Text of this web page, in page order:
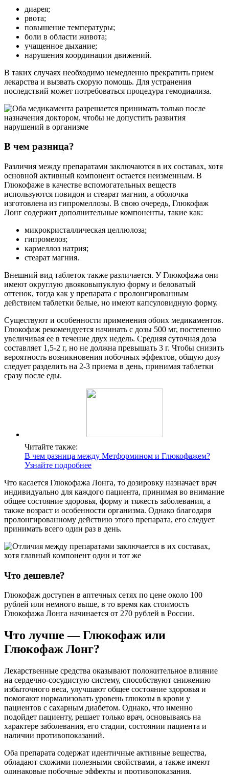
диарея;
рвота;
повышение температуры;
боли в области живота;
учащенное дыхание;
нарушения координации движений.
В таких случаях необходимо немедленно прекратить прием
лекарства и вызвать скорую помощь. Для устранения
последствий может потребоваться процедура гемодиализа.
В чем разница?
Различия между препаратами заключаются в их составах, хотя
основной активный компонент остается неизменным. В
Глюкофаже в качестве вспомогательных веществ
используются повидон и стеарат магния, а оболочка
изготовлена из гипромеллозы. В свою очередь, Глюкофаж
Лонг содержит дополнительные компоненты, такие как:
микрокристаллическая целлюлоза;
гипромелоз;
кармеллоз натрия;
стеарат магния.
Внешний вид таблеток также различается. У Глюкофажа они
имеют округлую двояковыпуклую форму и беловатый
оттенок, тогда как у препарата с пролонгированным
действием таблетки белые, но имеют капсуловидную форму.
Существуют и особенности применения обоих медикаментов.
Глюкофаж рекомендуется начинать с дозы 500 мг, постепенно
увеличивая ее в течение двух недель. Средняя суточная доза
составляет 1,5-2 г, но не должна превышать 3 г. Чтобы снизить
вероятность возникновения побочных эффектов, общую дозу
следует разделить на 2-3 приема в день, принимая таблетки
сразу после еды.
Читайте также:
В чем разница между Метформином и Глюкофажем?
Узнайте подробнее
Что касается Глюкофажа Лонга, то дозировку назначает врач
индивидуально для каждого пациента, принимая во внимание
общее состояние здоровья, форму и тяжесть заболевания, а
также возраст и особенности организма. Однако благодаря
пролонгированному действию этого препарата, его следует
принимать всего один раз в день.
Что дешевле?
Глюкофаж доступен в аптечных сетях по цене около 100
рублей или немного выше, в то время как стоимость
Глюкофажа Лонга начинается от 270 рублей в России.
Что лучше — Глюкофаж или
Глюкофаж Лонг?
Лекарственные средства оказывают положительное влияние
на сердечно-сосудистую систему, способствуют снижению
избыточного веса, улучшают общее состояние здоровья и
помогают нормализовать уровень глюкозы в крови у
пациентов с сахарным диабетом. Однако, что именно
подойдет пациенту, решает только врач, основываясь на
характере заболевания, его стадии, состоянии пациента и
наличии противопоказаний.
Оба препарата содержат идентичные активные вещества,
обладают схожими полезными свойствами, а также имеют
одинаковые побочные эффекты и противопоказания.